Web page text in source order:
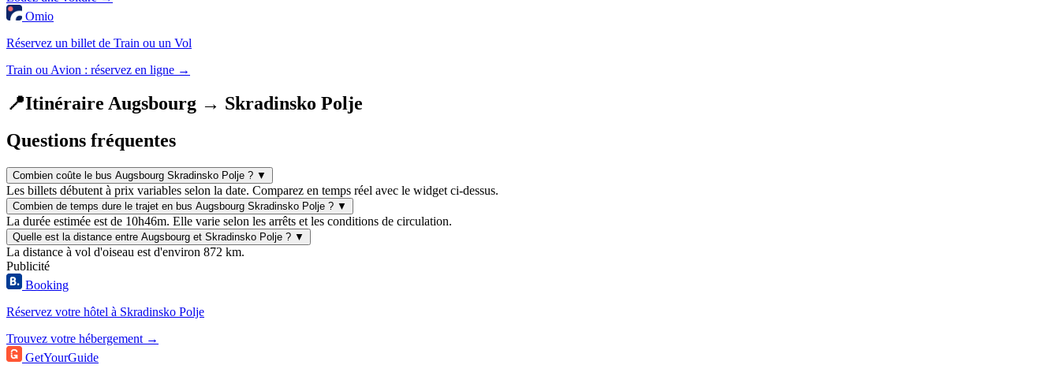
Omio
Réservez un billet de Train ou un Vol
Train ou Avion : réservez en ligne →
📍Itinéraire Augsbourg → Skradinsko Polje
Questions fréquentes
Combien coûte le bus Augsbourg Skradinsko Polje ? ▼
Les billets débutent à prix variables selon la date. Comparez en temps réel avec le widget ci-dessus.
Combien de temps dure le trajet en bus Augsbourg Skradinsko Polje ? ▼
La durée estimée est de 10h46m. Elle varie selon les arrêts et les conditions de circulation.
Quelle est la distance entre Augsbourg et Skradinsko Polje ? ▼
La distance à vol d'oiseau est d'environ 872 km.
Publicité
Booking
Réservez votre hôtel à Skradinsko Polje
Trouvez votre hébergement →
GetYourGuide